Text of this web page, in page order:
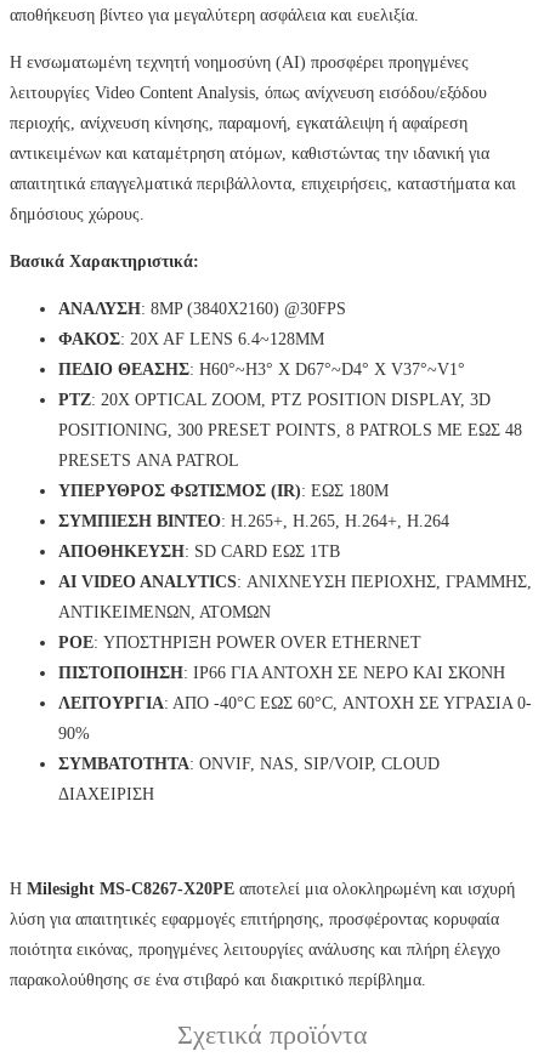
αποθήκευση βίντεο για μεγαλύτερη ασφάλεια και ευελιξία.
Η ενσωματωμένη τεχνητή νοημοσύνη (AI) προσφέρει προηγμένες
λειτουργίες Video Content Analysis, όπως ανίχνευση εισόδου/εξόδου
περιοχής, ανίχνευση κίνησης, παραμονή, εγκατάλειψη ή αφαίρεση
αντικειμένων και καταμέτρηση ατόμων, καθιστώντας την ιδανική για
απαιτητικά επαγγελματικά περιβάλλοντα, επιχειρήσεις, καταστήματα και
δημόσιους χώρους.
Βασικά Χαρακτηριστικά:
ΑΝΑΛΥΣΗ: 8MP (3840X2160) @30FPS
ΦΑΚΟΣ: 20X AF LENS 6.4~128MM
ΠΕΔΙΟ ΘΕΑΣΗΣ: H60°~H3° X D67°~D4° X V37°~V1°
PTZ: 20X OPTICAL ZOOM, PTZ POSITION DISPLAY, 3D
POSITIONING, 300 PRESET POINTS, 8 PATROLS ΜΕ ΕΩΣ 48
PRESETS ΑΝΑ PATROL
ΥΠΕΡΥΘΡΟΣ ΦΩΤΙΣΜΟΣ (IR): ΕΩΣ 180M
ΣΥΜΠΙΕΣΗ ΒΙΝΤΕΟ: H.265+, H.265, H.264+, H.264
ΑΠΟΘΗΚΕΥΣΗ: SD CARD ΕΩΣ 1TB
AI VIDEO ANALYTICS: ΑΝΙΧΝΕΥΣΗ ΠΕΡΙΟΧΗΣ, ΓΡΑΜΜΗΣ,
ΑΝΤΙΚΕΙΜΕΝΩΝ, ΑΤΟΜΩΝ
POE: ΥΠΟΣΤΗΡΙΞΗ POWER OVER ETHERNET
ΠΙΣΤΟΠΟΙΗΣΗ: IP66 ΓΙΑ ΑΝΤΟΧΗ ΣΕ ΝΕΡΟ ΚΑΙ ΣΚΟΝΗ
ΛΕΙΤΟΥΡΓΙΑ: ΑΠΟ -40°C ΕΩΣ 60°C, ΑΝΤΟΧΗ ΣΕ ΥΓΡΑΣΙΑ 0-
90%
ΣΥΜΒΑΤΟΤΗΤΑ: ONVIF, NAS, SIP/VOIP, CLOUD
ΔΙΑΧΕΙΡΙΣΗ
Η Milesight MS-C8267-X20PE αποτελεί μια ολοκληρωμένη και ισχυρή
λύση για απαιτητικές εφαρμογές επιτήρησης, προσφέροντας κορυφαία
ποιότητα εικόνας, προηγμένες λειτουργίες ανάλυσης και πλήρη έλεγχο
παρακολούθησης σε ένα στιβαρό και διακριτικό περίβλημα.
Σχετικά προϊόντα